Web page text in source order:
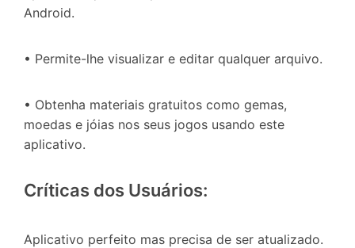
Android.
• Permite-lhe visualizar e editar qualquer arquivo.
• Obtenha materiais gratuitos como gemas,
moedas e jóias nos seus jogos usando este
aplicativo.
Críticas dos Usuários:
Aplicativo perfeito mas precisa de ser atualizado.